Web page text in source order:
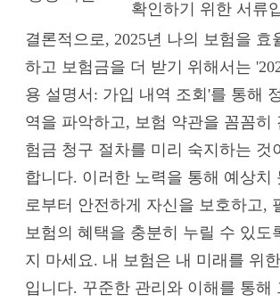
확인하기 위한 서류
결론적으로, 2025년 나의 보험을 효
하고 보험금을 더 받기 위해서는
용 설명서: 가입 내역 조회'를 통해
역을 파악하고, 보험 약관을 꼼꼼히
험금 청구 절차를 미리 숙지하는 것
합니다. 이러한 노력을 통해 예상치
로부터 안전하게 자신을 보호하고,
보험의 혜택을 충분히 누릴 수 있도
지 마세요. 내 보험은 내 미래를 위
입니다. 꾸준한 관리와 이해를 통해